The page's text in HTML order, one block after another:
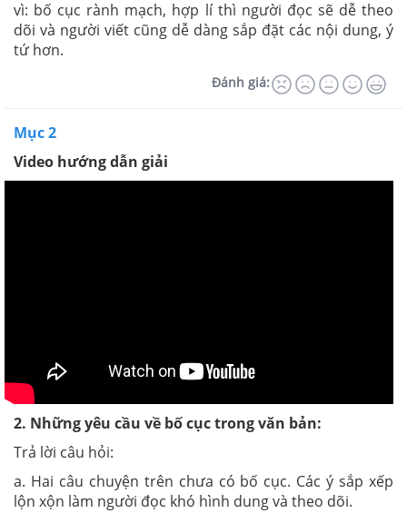
vì: bố cục rành mạch, hợp lí thì người đọc sẽ dễ theo
dõi và người viết cũng dễ dàng sắp đặt các nội dung, ý
tứ hơn.
Đánh giá:
Mục 2
Video hướng dẫn giải
2. Những yêu cầu về bố cục trong văn bản:
Trả lời câu hỏi:
a. Hai câu chuyện trên chưa có bố cục. Các ý sắp xếp
lộn xộn làm người đọc khó hình dung và theo dõi.